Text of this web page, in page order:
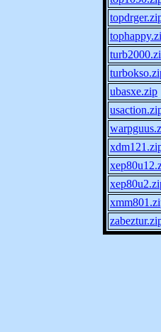
ubasxe.zip